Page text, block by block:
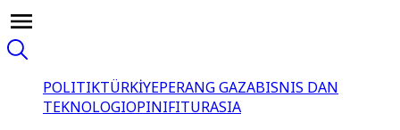
POLITIKTÜRKİYEPERANG GAZABISNIS DAN
TEKNOLOGIOPINIFITURASIA